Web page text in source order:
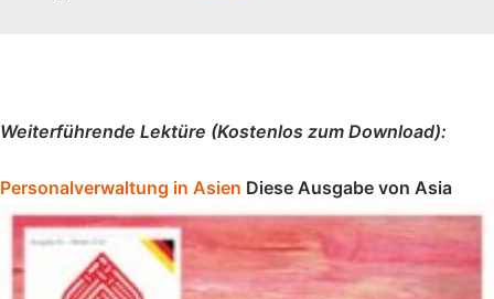
Weiterführende Lektüre (Kostenlos zum Download):
Personalverwaltung in Asien Diese Ausgabe von Asia